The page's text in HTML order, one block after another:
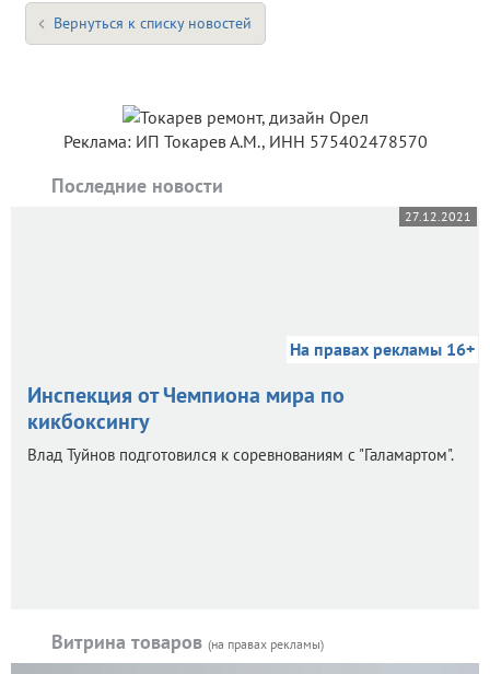
Вернуться к списку новостей
Реклама: ИП Токарев А.М., ИНН 575402478570
Последние новости
27.12.2021
На правах рекламы 16+
Инспекция от Чемпиона мира по
кикбоксингу
Влад Туйнов подготовился к соревнованиям с "Галамартом".
Витрина товаров (на правах рекламы)